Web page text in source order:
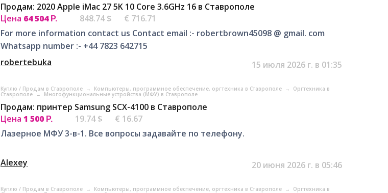
Продам: 2020 Apple iMac 27 5K 10 Core 3.6GHz 16 в Ставрополе
Цена 64 504 Р. 848.74 $
€ 716.71
For more information contact us Contact email :- robertbrown45098 @ gmail. com
Whatsapp number :- +44 7823 642715
robertebuka
15 июля 2026 г. в 01:35
Куплю / Продам в Ставрополе → Компьютеры, программное обеспечение, оргтехника в Ставрополе → Оргтехника в
Ставрополе → Многофункциональные устройства (МФУ) в Ставрополе
Продам: принтер Samsung SCX-4100 в Ставрополе
Цена 1 500 Р. 19.74 $
€ 16.67
Лазерное МФУ 3-в-1. Все вопросы задавайте по телефону.
Alexey 20 июня 2026 г. в 05:46
Куплю / Продам в Ставрополе → Компьютеры, программное обеспечение, оргтехника в Ставрополе → Оргтехника в